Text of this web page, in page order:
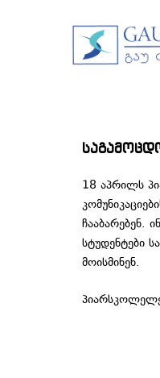
18 აპრილს
ჩააბარებენ.
სტუდენტები
მოისმინენ.